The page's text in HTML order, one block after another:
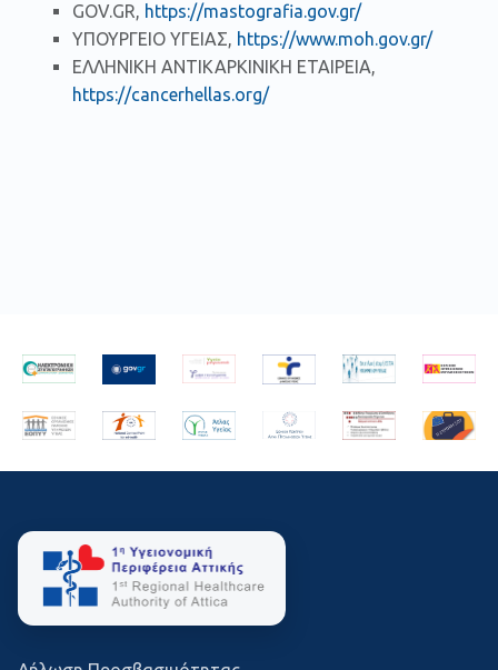
GOV.GR, https://mastografia.gov.gr/
ΥΠΟΥΡΓΕΙΟ ΥΓΕΙΑΣ, https://www.moh.gov.gr/
ΕΛΛΗΝΙΚΗ ΑΝΤΙΚΑΡΚΙΝΙΚΗ ΕΤΑΙΡΕΙΑ,
https://cancerhellas.org/